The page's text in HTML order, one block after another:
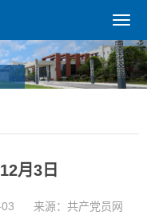
月3日
来源：共产党员网